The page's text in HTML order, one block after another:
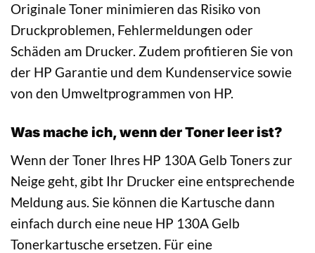
Originale Toner minimieren das Risiko von
Druckproblemen, Fehlermeldungen oder
Schäden am Drucker. Zudem profitieren Sie von
der HP Garantie und dem Kundenservice sowie
von den Umweltprogrammen von HP.
Was mache ich, wenn der Toner leer ist?
Wenn der Toner Ihres HP 130A Gelb Toners zur
Neige geht, gibt Ihr Drucker eine entsprechende
Meldung aus. Sie können die Kartusche dann
einfach durch eine neue HP 130A Gelb
Tonerkartusche ersetzen. Für eine